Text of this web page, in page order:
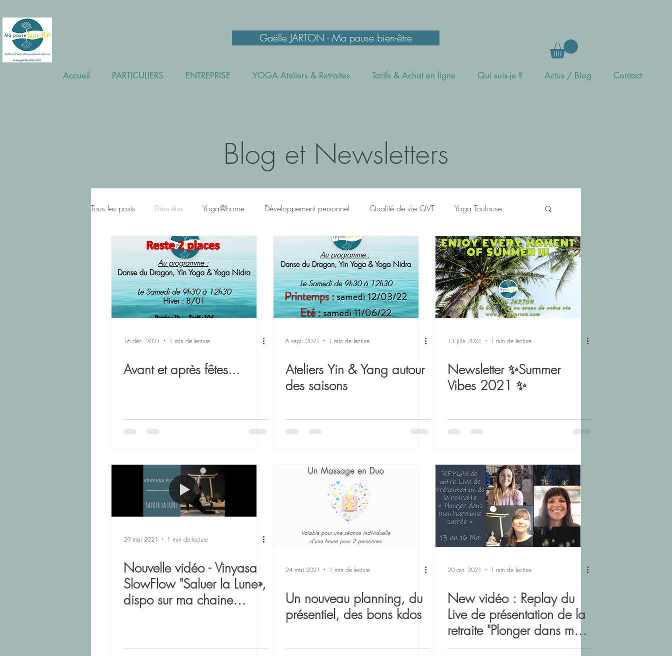
Gaëlle JARTON - Ma pause bien-être
Accueil PARTICULIERS ENTREPRISE YOGA Ateliers & Retraites Tarifs & Achat en ligne Qui suis-je ? Actus / Blog Contact
Blog et Newsletters
Tous les posts Bien-être Yoga@home Développement personnel Qualité de vie QVT Yoga Toulouse
Révisions Examens Yoga Nidra Toulouse Confiance en soi Méditation
Yoga Colomiers Atelier & Masterclass Danse du Dragon Retraites et Stages
16 déc. 2021 1 min de lecture
Avant et après fêtes...
6 sept. 2021 1 min de lecture
Ateliers Yin & Yang autour
des saisons
13 juin 2021 1 min de lecture
Newsletter ✨Summer
Vibes 2021 ✨
29 mai 2021 1 min de lecture
Nouvelle vidéo - Vinyasa
SlowFlow "Saluer la Lune»,
dispo sur ma chaine
24 mai 2021 1 min de lecture
Un nouveau planning, du
présentiel, des bons kdos
20 avr. 2021 1 min de lecture
New vidéo : Replay du
Live de présentation de la
retraite "Plonger dans mon
Harmonie Sacrée".